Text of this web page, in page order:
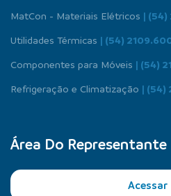
MatCon - Materiais Elétricos | (54)
Utilidades Térmicas | (54)
Componentes para Móveis | (54)
Refrigeração e Climatização | (54)
Área Do Representante
Acessar